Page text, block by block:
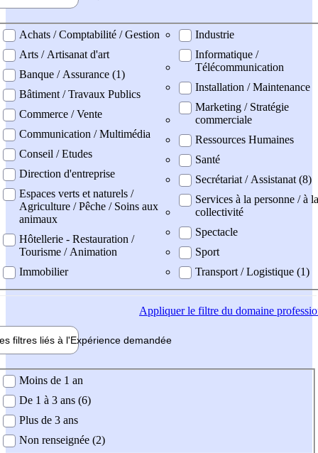
professionel
Achats / Comptabilité / Gestion
Arts / Artisanat d'art
Banque / Assurance (1)
Bâtiment / Travaux Publics
Commerce / Vente
Communication / Multimédia
Conseil / Etudes
Direction d'entreprise
Espaces verts et naturels /
Agriculture / Pêche / Soins aux
animaux
Hôtellerie - Restauration /
Tourisme / Animation
Immobilier
Industrie
Informatique /
Télécommunication
Installation / Maintenance
Marketing / Stratégie
commerciale
Ressources Humaines
Santé
Secrétariat / Assistanat (8)
Services à la personne / à la
collectivité
Spectacle
Sport
Transport / Logistique (1)
Appliquerle filtre du domaine
filtres liés à l'Expérience demandée
demandée
Moins de 1 an
De 1 à 3 ans (6)
Plus de 3 ans
Non renseignée (2)